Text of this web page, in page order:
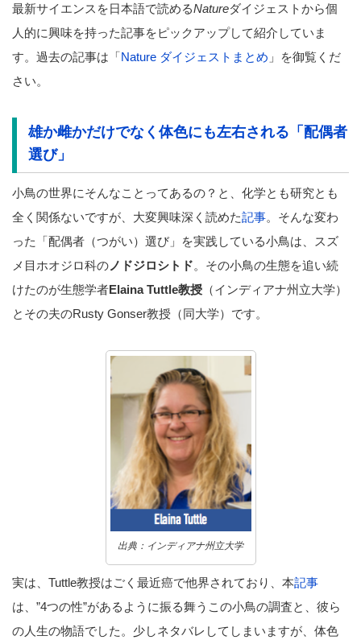
最新サイエンスを日本語で読めるNatureダイジェストから個
人的に興味を持った記事をピックアップして紹介していま
す。過去の記事は「Nature ダイジェストまとめ 」を御覧くだ
さい。
雄か雌かだけでなく体色にも左右される「配偶者
選び」
小鳥の世界にそんなことってあるの？と、化学とも研究とも
全く関係ないですが、大変興味深く読めた記事。そんな変わ
った「配偶者（つがい）選び」を実践している小鳥は、スズ
メ目ホオジロ科の ノドジロシトド。その小鳥の生態を追い続
けたのが生態学者Elaina Tuttle教授 （インディアナ州立大学）
とその夫のRusty Gonser教授（同大学）です。
出典：インディアナ州立大学
実は、Tuttle教授はごく最近癌で他界されており、本記事
は、”4つの性”があるように振る舞うこの小鳥の調査と、彼ら
の人生の物語でした。少しネタバレしてしまいますが、体色